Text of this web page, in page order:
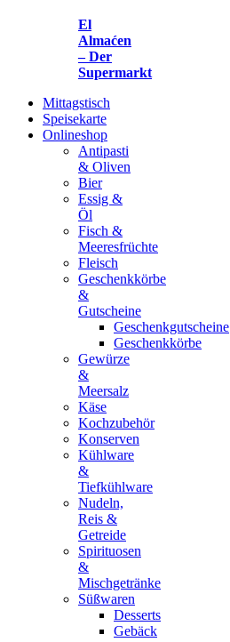
El
Almaćen
– Der
Supermarkt
Mittagstisch
Speisekarte
Onlineshop
Antipasti
& Oliven
Bier
Essig &
Öl
Fisch &
Meeresfrüchte
Fleisch
Geschenkkörbe
&
Gutscheine
Geschenkgutscheine
Geschenkkörbe
Gewürze
&
Meersalz
Käse
Kochzubehör
Konserven
Kühlware
&
Tiefkühlware
Nudeln,
Reis &
Getreide
Spirituosen
&
Mischgetränke
Süßwaren
Desserts
Gebäck